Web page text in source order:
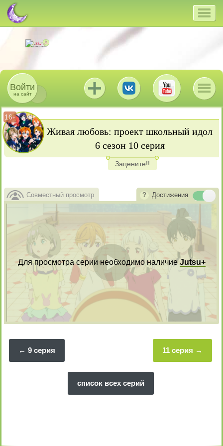
Войти
на сайт
16+
Живая любовь: проект школьный идол
6 сезон 10 серия
Зацените!!
Совместный просмотр Достижения
Для просмотра серии необходимо наличиеJutsu+
видео
11 серия
9 серия
список всех серий